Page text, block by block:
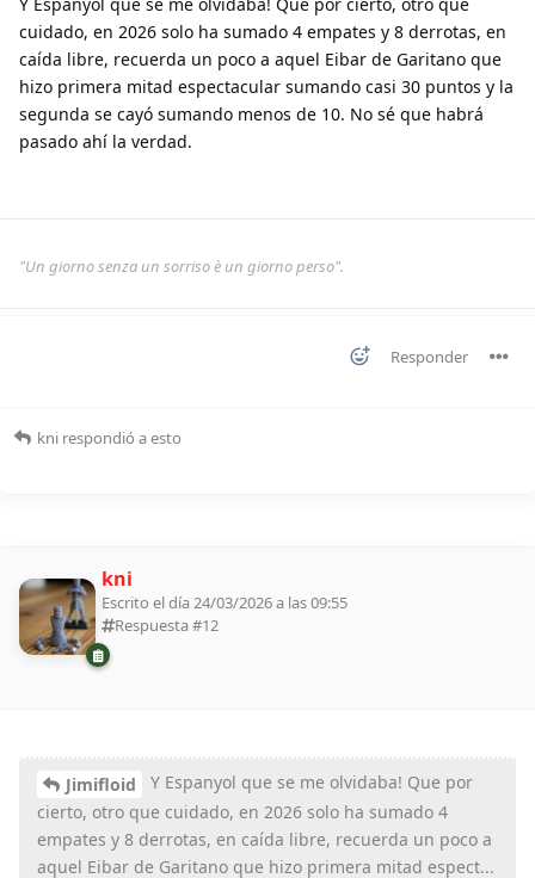
cuidado, en 2026 solo ha sumado 4 empates y 8 derrotas, en
caída libre, recuerda un poco a aquel Eibar de Garitano que
hizo primera mitad espectacular sumando casi 30 puntos y la
segunda se cayó sumando menos de 10. No sé que habrá
pasado ahí la verdad.
"Un giorno senza un sorriso è un giorno perso".
Responder
kni respondió a esto
kni
Escrito el día 24/03/2026 a las 09:55
Respuesta #12
Jimifloid
Y Espanyol que se me olvidaba! Que por
cierto, otro que cuidado, en 2026 solo ha sumado 4
empates y 8 derrotas, en caída libre, recuerda un poco a
aquel Eibar de Garitano que hizo primera mitad espect...